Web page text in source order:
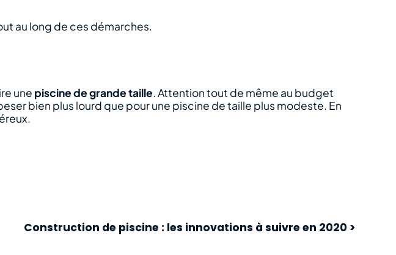
au long de ces démarches.
une piscine de grande taille. Attention tout de même au budget
bien plus lourd que pour une piscine de taille plus modeste. En
Construction de piscine : les innovations à suivre en 2020 >